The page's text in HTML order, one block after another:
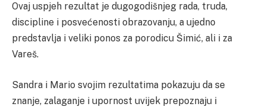
Ovaj uspjeh rezultat je dugogodišnjeg rada, truda,
discipline i posvećenosti obrazovanju, a ujedno
predstavlja i veliki ponos za porodicu Šimić, ali i za
Vareš.
Sandra i Mario svojim rezultatima pokazuju da se
znanje, zalaganje i upornost uvijek prepoznaju i